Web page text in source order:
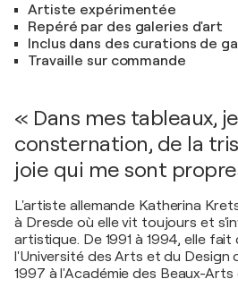
Artiste expérimentée
Repéré par des galeries d'art
Inclus dans des curations de
Travaille sur commande
« Dans mes tableaux,
consternation, de la
joie qui me sont
L'artiste allemande Katherina
à Dresde où elle vit toujours et
artistique. De 1991 à 1994, elle
l'Université des Arts et du Design
1997 à l'Académie des Beaux-Arts